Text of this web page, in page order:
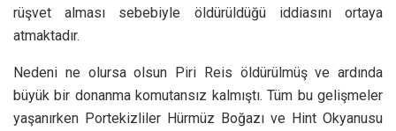
rüşvet alması sebebiyle öldürüldüğü iddiasını ortaya
atmaktadır.
Nedeni ne olursa olsun Piri Reis öldürülmüş ve ardında
büyük bir donanma komutansız kalmıştı. Tüm bu gelişmeler
yaşanırken Portekizliler Hürmüz Boğazı ve Hint Okyanusu